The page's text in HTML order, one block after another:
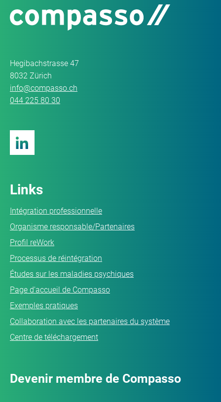
Hegibachstrasse 47
8032 Zürich
info@compasso.ch
044 225 80 30
Links
Intégration professionnelle
Organisme responsable/Partenaires
Profil reWork
Processus de réintégration
Études sur les maladies psychiques
Page d'accueil de Compasso
Exemples pratiques
Collaboration avec les partenaires du système
Centre de téléchargement
Devenir membre de Compasso